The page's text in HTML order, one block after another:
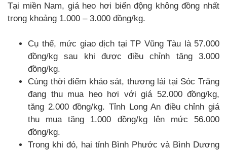
Tại miền Nam, giá heo hơi biến động không đồng nhất
trong khoảng 1.000 – 3.000 đồng/kg.
Cụ thể, mức giao dịch tại TP Vũng Tàu là 57.000
đồng/kg sau khi được điều chỉnh tăng 3.000
đồng/kg.
Cùng thời điểm khảo sát, thương lái tại Sóc Trăng
đang thu mua heo hơi với giá 52.000 đồng/kg,
tăng 2.000 đồng/kg. Tỉnh Long An điều chỉnh giá
thu mua tăng 1.000 đồng/kg lên mức 56.000
đồng/kg.
Trong khi đó, hai tỉnh Bình Phước và Bình Dương